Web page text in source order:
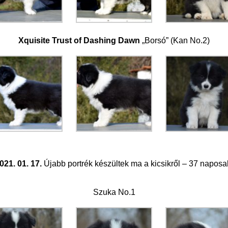
Xquisite Trust of Dashing Dawn „Borsó” (Kan No.2)
01. 17. Újabb portrék készültek ma a kicsikről – 37
Szuka No.1